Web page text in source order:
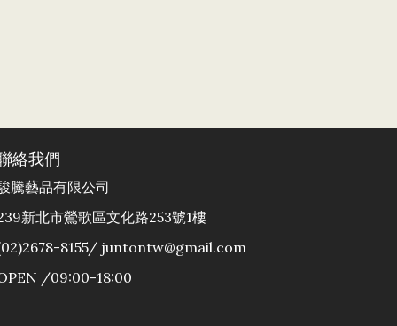
絡我們
騰藝品有限公司
新北市鶯歌區文化路253號1樓
8155/ juntontw@gmail.com
/09:00-18:00